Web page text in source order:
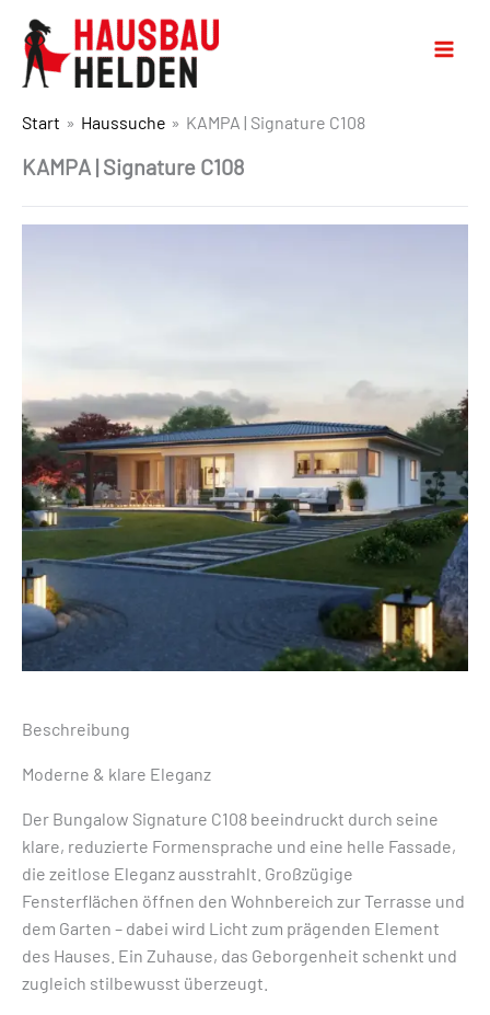
Start Haussuche KAMPA | Signature C108
KAMPA | Signature C108
Beschreibung
Moderne & klare Eleganz
Der Bungalow Signature C108 beeindruckt durch seine
klare, reduzierte Formensprache und eine helle Fassade,
die zeitlose Eleganz ausstrahlt. Großzügige
Fensterflächen öffnen den Wohnbereich zur Terrasse und
dem Garten – dabei wird Licht zum prägenden Element
des Hauses. Ein Zuhause, das Geborgenheit schenkt und
zugleich stilbewusst überzeugt.